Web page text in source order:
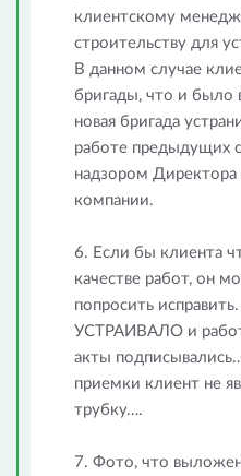
клиентскому
строительству для
В данном случае
бригады, что и было
новая бригада
работе предыдущих
надзором Директора
компании.
6. Если бы клиента
качестве работ, он
попросить
УСТРАИВАЛО и
акты
приемки клиент не
трубку….
7. Фото, что